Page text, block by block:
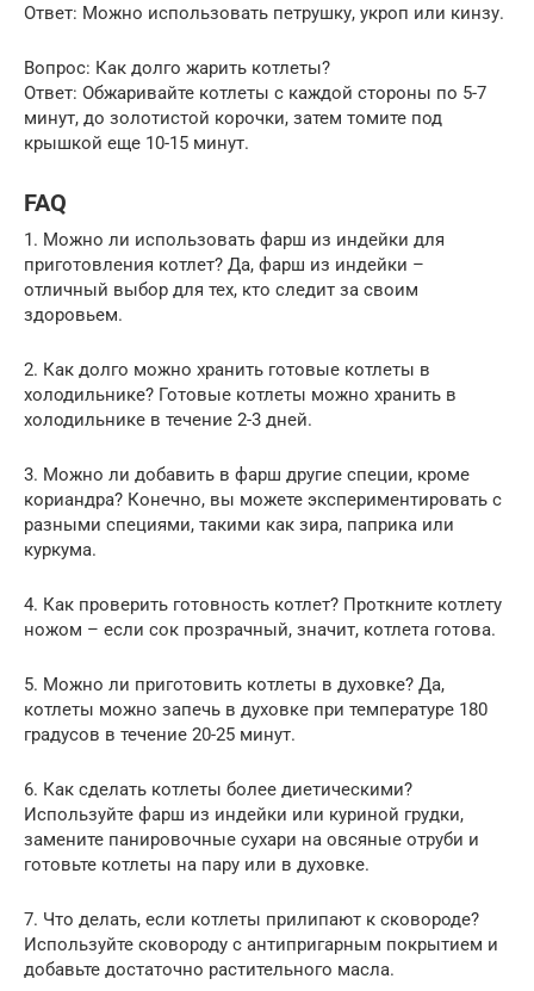
Ответ: Можно использовать петрушку, укроп или кинзу.
Вопрос: Как долго жарить котлеты?
Ответ: Обжаривайте котлеты с каждой стороны по 5-7
минут, до золотистой корочки, затем томите под
крышкой еще 10-15 минут.
FAQ
1. Можно ли использовать фарш из индейки для
приготовления котлет? Да, фарш из индейки –
отличный выбор для тех, кто следит за своим
здоровьем.
2. Как долго можно хранить готовые котлеты в
холодильнике? Готовые котлеты можно хранить в
холодильнике в течение 2-3 дней.
3. Можно ли добавить в фарш другие специи, кроме
кориандра? Конечно, вы можете экспериментировать с
разными специями, такими как зира, паприка или
куркума.
4. Как проверить готовность котлет? Проткните котлету
ножом – если сок прозрачный, значит, котлета готова.
5. Можно ли приготовить котлеты в духовке? Да,
котлеты можно запечь в духовке при температуре 180
градусов в течение 20-25 минут.
6. Как сделать котлеты более диетическими?
Используйте фарш из индейки или куриной грудки,
замените панировочные сухари на овсяные отруби и
готовьте котлеты на пару или в духовке.
7. Что делать, если котлеты прилипают к сковороде?
Используйте сковороду с антипригарным покрытием и
добавьте достаточно растительного масла.